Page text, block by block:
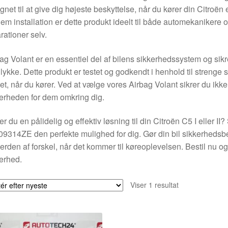
til at give dig højeste beskyttelse, når du kører din
installation er dette produkt ideelt til både automekanikere
selv.
Volant er en essentiel del af bilens sikkerhedssystem og
Dette produkt er testet og godkendt i henhold til strenge
når du kører. Ved at vælge vores Airbag Volant sikrer du
for dem omkring dig.
du en pålidelig og effektiv løsning til din Citroën C5 I eller
den perfekte mulighed for dig. Gør din bil
af forskel, når det kommer til køreoplevelsen. Bestil nu
Viser 1 resultat